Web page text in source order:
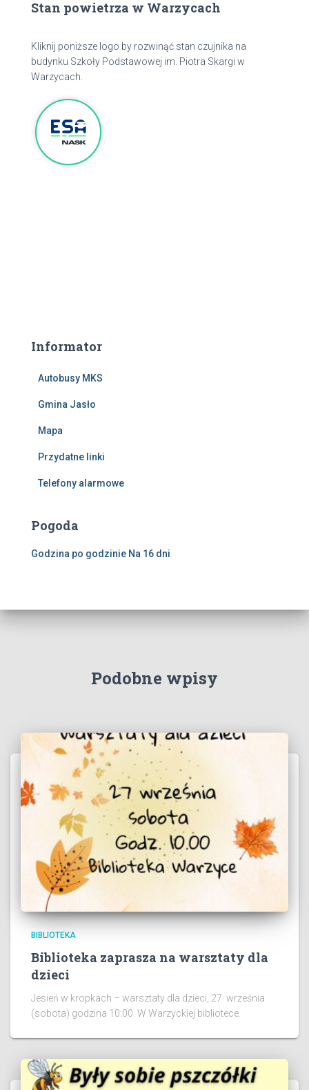
Stan powietrza w Warzycach
Kliknij poniższe logo by rozwinąć stan czujnika na
budynku Szkoły Podstawowej im. Piotra Skargi w
Warzycach.
Informator
Autobusy MKS
Gmina Jasło
Mapa
Przydatne linki
Telefony alarmowe
Pogoda
Godzina po godzinie Na 16 dni
Podobne wpisy
BIBLIOTEKA
Biblioteka zaprasza na warsztaty dla
dzieci
Jesień w kropkach – warsztaty dla dzieci, 27 września
(sobota) godzina 10:00. W Warzyckiej bibliotece.